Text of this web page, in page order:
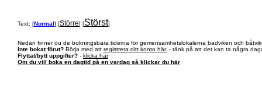
Text: [Normal] [Större] [Störst]
Nedan finner du de bokningsbara tiderna för gemensamhetslokalerna badviken och
Inte bokat förut? Börja med att registrera ditt konto här. - tänk på att det kan ta några
Flyttat/bytt uppgifter? - klicka här
Om du vill boka en dagtid på en vardag så klickar du här